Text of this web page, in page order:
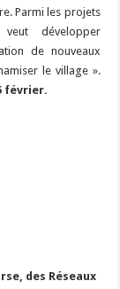
Parmi les projets
développer
de nouveaux
le village ».
février.
des Réseaux